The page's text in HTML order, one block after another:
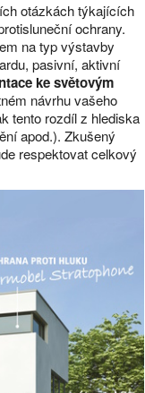
otázkách týkajících
ochrany.
na typ výstavby
pasivní, aktivní
ke světovým
návrhu vašeho
tento rozdíl z hlediska
apod.). Zkušený
respektovat celkový